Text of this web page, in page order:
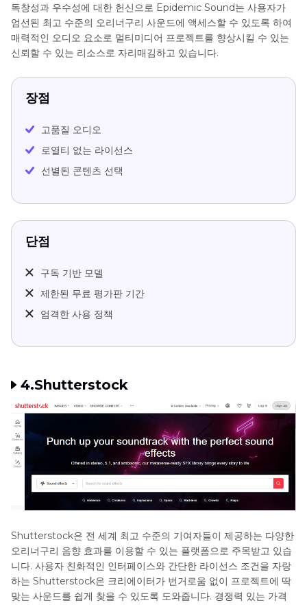
독창성과 우수성에 대한 헌신으로 Epidemic Sound는 사용자가
엄선된 최고 수준의 오리너구리 사운드에 액세스할 수 있도록 하여
매력적인 오디오 요소로 멀티미디어 프로젝트를 향상시킬 수 있는
신뢰할 수 있는 리소스로 자리매김하고 있습니다.
장점
고품질 오디오
로열티 없는 라이선스
선별된 콘텐츠 선택
단점
구독 기반 모델
제한된 무료 평가판 기간
엄격한 사용 정책
4.Shutterstock
Shutterstock은 전 세계 최고 수준의 기여자들이 제공하는 다양한
오리너구리 음향 효과를 이용할 수 있는 플랫폼으로 주목받고 있습
니다. 사용자 친화적인 인터페이스와 간단한 라이선스 조건을 자랑
하는 Shutterstock은 크리에이터가 번거로움 없이 프로젝트에 딱
맞는 사운드를 쉽게 찾을 수 있도록 도와줍니다. 경쟁력 있는 가격